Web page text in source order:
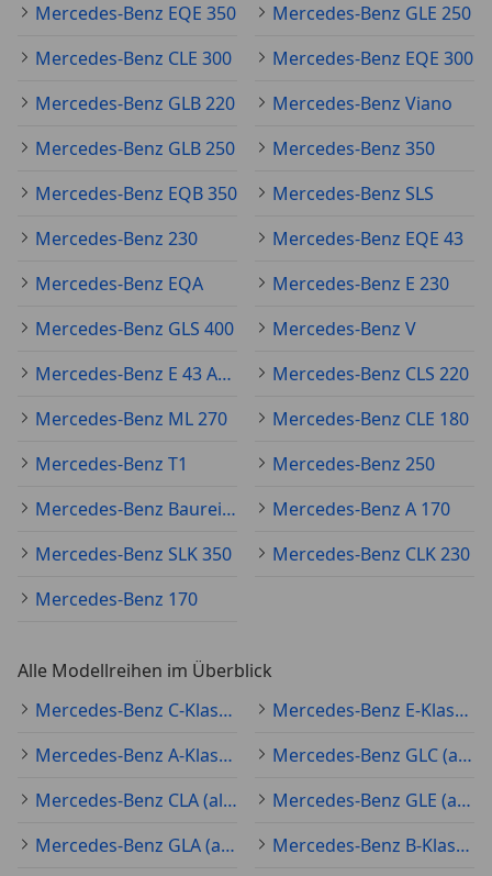
Mercedes-Benz EQE 350
Mercedes-Benz GLE 250
Mercedes-Benz CLE 300
Mercedes-Benz EQE 300
Mercedes-Benz GLB 220
Mercedes-Benz Viano
Mercedes-Benz GLB 250
Mercedes-Benz 350
Mercedes-Benz EQB 350
Mercedes-Benz SLS
Mercedes-Benz 230
Mercedes-Benz EQE 43
Mercedes-Benz EQA
Mercedes-Benz E 230
Mercedes-Benz GLS 400
Mercedes-Benz V
Mercedes-Benz E 43 AMG
Mercedes-Benz CLS 220
Mercedes-Benz ML 270
Mercedes-Benz CLE 180
Mercedes-Benz T1
Mercedes-Benz 250
Mercedes-Benz Baureihe 124
Mercedes-Benz A 170
Mercedes-Benz SLK 350
Mercedes-Benz CLK 230
Mercedes-Benz 170
Alle Modellreihen im Überblick
Mercedes-Benz C-Klasse (alle)
Mercedes-Benz E-Klasse (alle)
Mercedes-Benz A-Klasse (alle)
Mercedes-Benz GLC (alle)
Mercedes-Benz CLA (alle)
Mercedes-Benz GLE (alle)
Mercedes-Benz GLA (alle)
Mercedes-Benz B-Klasse (alle)